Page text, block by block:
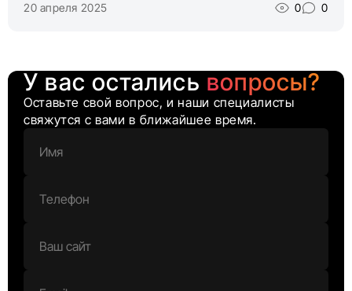
20 апреля 2025
0 0
У вас остались вопросы?
Оставьте свой вопрос, и наши специалисты
свяжутся с вами в ближайшее время.